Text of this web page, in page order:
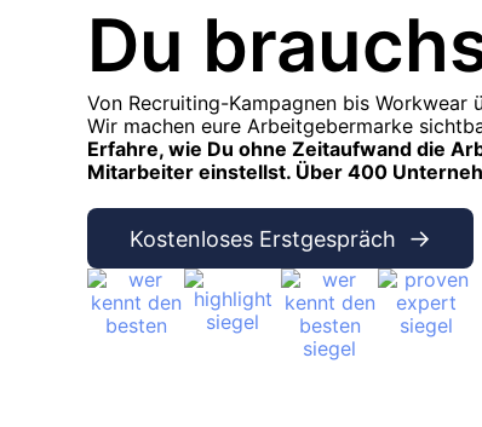
Du
Von Recruiting-Kampagnen bis Workwear
Wir machen eure Arbeitgebermarke
Erfahre, wie Du ohne Zeitaufwand die
Mitarbeiter einstellst. Über 400
Kostenloses Erstgespräch